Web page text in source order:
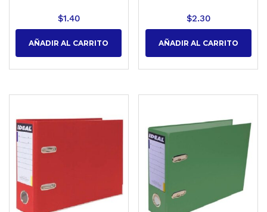
$1.40
AÑADIR AL CARRITO
$2.30
AÑADIR AL CARRITO